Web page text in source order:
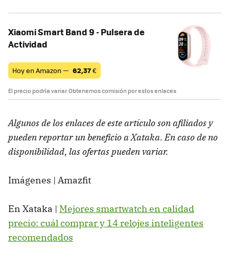
Xiaomi Smart Band 9 - Pulsera de
Actividad
Hoy en Amazon — 62,37€
El precio podría variar. Obtenemos comisión por estos enlaces
Algunos de los enlaces de este artículo son afiliados y
pueden reportar un beneficio a Xataka. En caso de no
disponibilidad, las ofertas pueden variar.
Imágenes | Amazfit
En Xataka | Mejores smartwatch en calidad
precio: cuál comprar y 14 relojes inteligentes
recomendados